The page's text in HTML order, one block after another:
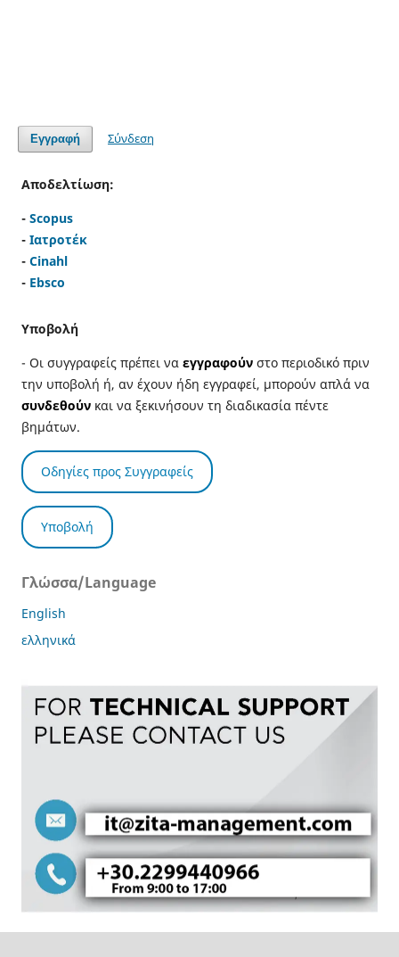
Εγγραφή Σύνδεση
Αποδελτίωση:
- Scopus
- Ιατροτέκ
- Cinahl
- Ebsco
Υποβολή
- Οι συγγραφείς πρέπει να εγγραφούν στο περιοδικό πριν
την υποβολή ή, αν έχουν ήδη εγγραφεί, μπορούν απλά να
συνδεθούνκαι να ξεκινήσουν τη διαδικασία πέντε
βημάτων.
Οδηγίες προς Συγγραφείς
Υποβολή
Γλώσσα/Language
English
ελληνικά